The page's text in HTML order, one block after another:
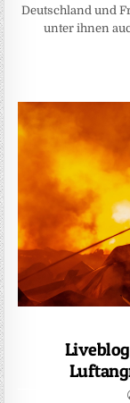
Deutschland und
unter ihnen